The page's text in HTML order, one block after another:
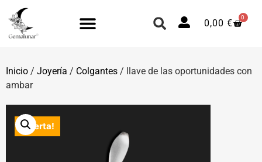
0,00 €
0
Inicio / Joyería / Colgantes / llave de las oportunidades con
ambar
¡Oferta!